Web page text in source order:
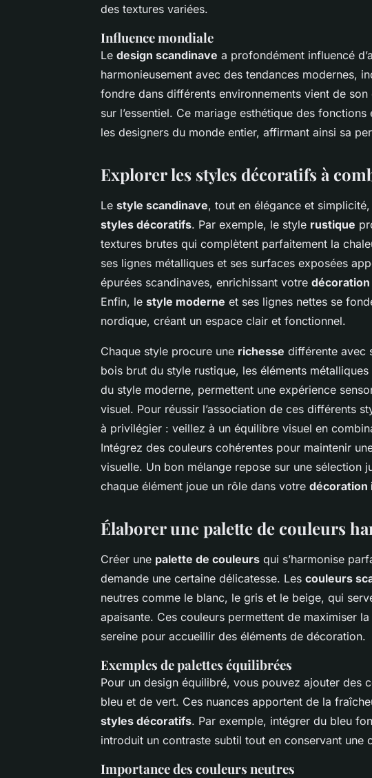
des textures variées.
Influence mondiale
Le design scandinave a profondément influencé
harmonieusement avec des tendances modernes,
fondre dans différents environnements vient de
sur l’essentiel. Ce mariage esthétique des
les designers du monde entier, affirmant ainsi sa
Explorer les styles décoratifs à
Le style scandinave, tout en élégance et
styles décoratifs. Par exemple, le style rustique
textures brutes qui complètent parfaitement la
ses lignes métalliques et ses surfaces exposées
épurées scandinaves, enrichissant votre
Enfin, le style moderne et ses lignes nettes se
nordique, créant un espace clair et fonctionnel.
Chaque style procure une richesse différente avec
bois brut du style rustique, les éléments
du style moderne, permettent une expérience
visuel. Pour réussir l’association de ces différents
à privilégier : veillez à un équilibre visuel en
Intégrez des couleurs cohérentes pour maintenir
visuelle. Un bon mélange repose sur une sélection
chaque élément joue un rôle dans votre décoration
Élaborer une palette de couleurs
Créer une palette de couleurs qui s’harmonise
demande une certaine délicatesse. Les couleurs
neutres comme le blanc, le gris et le beige, qui
apaisante. Ces couleurs permettent de maximiser
sereine pour accueillir des éléments de décoration.
Exemples de palettes équilibrées
Pour un design équilibré, vous pouvez ajouter des
bleu et de vert. Ces nuances apportent de la
styles décoratifs. Par exemple, intégrer du bleu
introduit un contraste subtil tout en conservant une
Importance des couleurs neutres